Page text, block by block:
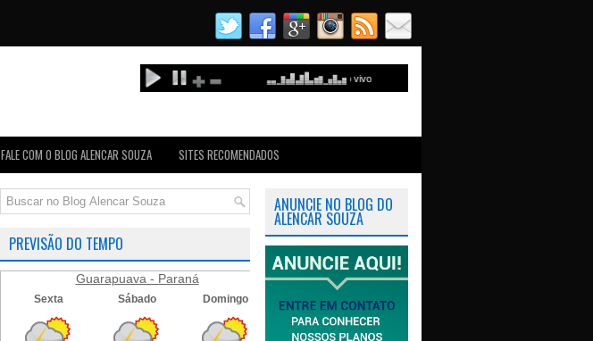
FALE COM O BLOG ALENCAR SOUZA SITES RECOMENDADOS
PREVISÃO DO TEMPO
Guarapuava - Paraná
ANUNCIE NO BLOG DO
ALENCAR SOUZA